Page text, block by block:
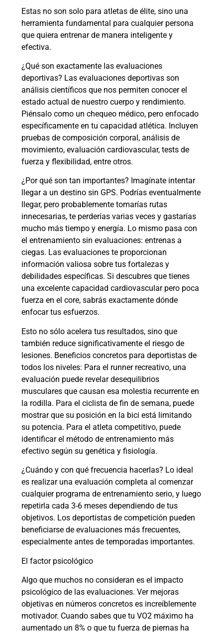
Estas no son solo para atletas de élite, sino una
herramienta fundamental para cualquier persona
que quiera entrenar de manera inteligente y
efectiva.
¿Qué son exactamente las evaluaciones
deportivas? Las evaluaciones deportivas son
análisis científicos que nos permiten conocer el
estado actual de nuestro cuerpo y rendimiento.
Piénsalo como un chequeo médico, pero enfocado
específicamente en tu capacidad atlética. Incluyen
pruebas de composición corporal, análisis de
movimiento, evaluación cardiovascular, tests de
fuerza y flexibilidad, entre otros.
¿Por qué son tan importantes? Imagínate intentar
llegar a un destino sin GPS. Podrías eventualmente
llegar, pero probablemente tomarías rutas
innecesarias, te perderías varias veces y gastarías
mucho más tiempo y energía. Lo mismo pasa con
el entrenamiento sin evaluaciones: entrenas a
ciegas. Las evaluaciones te proporcionan
información valiosa sobre tus fortalezas y
debilidades específicas. Si descubres que tienes
una excelente capacidad cardiovascular pero poca
fuerza en el core, sabrás exactamente dónde
enfocar tus esfuerzos.
Esto no sólo acelera tus resultados, sino que
también reduce significativamente el riesgo de
lesiones. Beneficios concretos para deportistas de
todos los niveles: Para el runner recreativo, una
evaluación puede revelar desequilibrios
musculares que causan esa molestia recurrente en
la rodilla. Para el ciclista de fin de semana, puede
mostrar que su posición en la bici está limitando
su potencia. Para el atleta competitivo, puede
identificar el método de entrenamiento más
efectivo según su genética y fisiología.
¿Cuándo y con qué frecuencia hacerlas? Lo ideal
es realizar una evaluación completa al comenzar
cualquier programa de entrenamiento serio, y luego
repetirla cada 3-6 meses dependiendo de tus
objetivos. Los deportistas de competición pueden
beneficiarse de evaluaciones más frecuentes,
especialmente antes de temporadas importantes.
El factor psicológico
Algo que muchos no consideran es el impacto
psicológico de las evaluaciones. Ver mejoras
objetivas en números concretos es increíblemente
motivador. Cuando sabes que tu VO2 máximo ha
aumentado un 8% o que tu fuerza de piernas ha